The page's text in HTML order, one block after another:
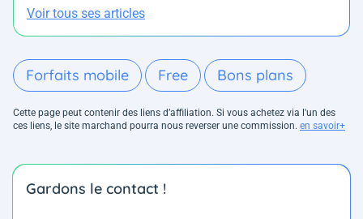
Voir tous ses articles
Forfaits mobile Free Bons plans
Cette page peut contenir des liens d’affiliation. Si vous achetez via l'un des
ces liens, le site marchand pourra nous reverser une commission. en savoir+
Gardons le contact !